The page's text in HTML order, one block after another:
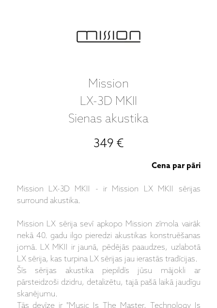
Mission
LX-3D MKII
Sienas akustika
349 €
Cena par pāri
Mission LX-3D MKII - ir Mission LX MKII sērijas
surround akustika.
Mission LX sērija sevī apkopo Mission zīmola vairāk
nekā 40. gadu ilgo pieredzi akustikas konstruēšanas
jomā. LX MKII ir jaunā, pēdējās paaudzes, uzlabotā
LX sērija, kas turpina LX sērijas jau ierastās tradīcijas.
Šīs sērijas akustika piepildīs jūsu mājokli ar
pārsteidzoši dzidru, detalizētu, tajā pašā laikā jaudīgu
skanējumu.
Tās devīze ir "Music Is The Master, Technology Is